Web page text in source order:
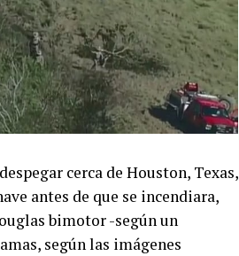
cerca de Houston, Texas,
antes de que se incendiara,
bimotor -según un
según las imágenes